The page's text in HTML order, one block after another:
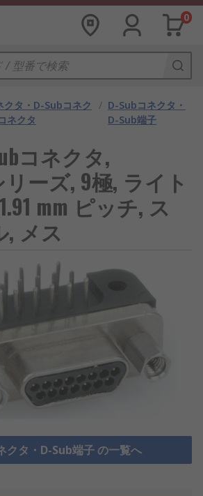
0
クタ・D-Subコネク
ネクタ
/ D-Subコネクタ・
D-Sub端子
コネクタ,
リーズ, 9極, ライト
mm ピッチ, ス
, メス
クタ・D-Sub端子 の一覧へ